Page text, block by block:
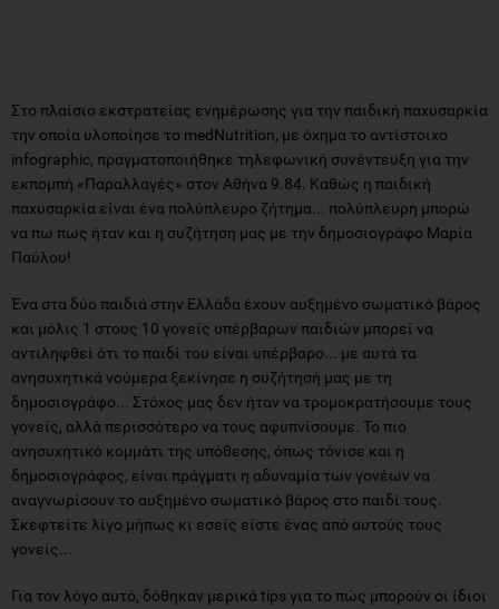
Στο πλαίσιο εκστρατείας ενημέρωσης για την παιδική παχυσαρκία
την οποία υλοποίησε το medNutrition, με όχημα το αντίστοιχο
infographic, πραγματοποιήθηκε τηλεφωνική συνέντευξη για την
εκπομπή «Παραλλαγές» στον Αθήνα 9.84. Καθώς η παιδική
παχυσαρκία είναι ένα πολύπλευρο ζήτημα... πολύπλευρη μπορώ
να πω πως ήταν και η συζήτηση μας με την δημοσιογράφο Μαρία
Παύλου!
Ένα στα δύο παιδιά στην Ελλάδα έχουν αυξημένο σωματικό βάρος
και μόλις 1 στους 10 γονείς υπέρβαρων παιδιών μπορεί να
αντιληφθεί ότι το παιδί του είναι υπέρβαρο... με αυτά τα
ανησυχητικά νούμερα ξεκίνησε η συζήτησή μας με τη
δημοσιογράφο... Στόχος μας δεν ήταν να τρομοκρατήσουμε τους
γονείς, αλλά περισσότερο να τους αφυπνίσουμε. Το πιο
ανησυχητικό κομμάτι της υπόθεσης, όπως τόνισε και η
δημοσιογράφος, είναι πράγματι η αδυναμία των γονέων να
αναγνωρίσουν το αυξημένο σωματικό βάρος στο παιδί τους.
Σκεφτείτε λίγο μήπως κι εσείς είστε ένας από αυτούς τους
γονείς...
Για τον λόγο αυτό, δόθηκαν μερικά tips για το πώς μπορούν οι ίδιοι